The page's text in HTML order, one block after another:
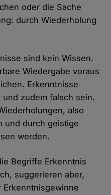
oder die Sache
durch Wiederholung
sind kein Wissen.
Wiedergabe voraus
Erkenntnisse
zudem falsch sein.
also
und durch geistige
werden.
Begriffe Erkenntnis
suggerieren aber,
Erkenntnisgewinne